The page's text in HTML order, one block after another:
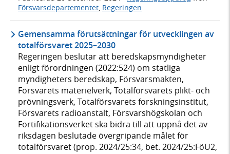
Försvarsdepartementet Regeringen
Gemensamma förutsättningar för utvecklingen av
totalförsvaret 2025–2030
Regeringen beslutar att beredskapsmyndigheter
enligt förordningen (2022:524) om statliga
myndigheters beredskap, Försvarsmakten,
Försvarets materielverk, Totalförsvarets plikt- och
prövningsverk, Totalförsvarets forskningsinstitut,
Försvarets radioanstalt, Försvarshögskolan och
Fortifikationsverket ska bidra till att uppnå det av
riksdagen beslutade övergripande målet för
totalförsvaret (prop. 2024/25:34, bet. 2024/25:FöU2,